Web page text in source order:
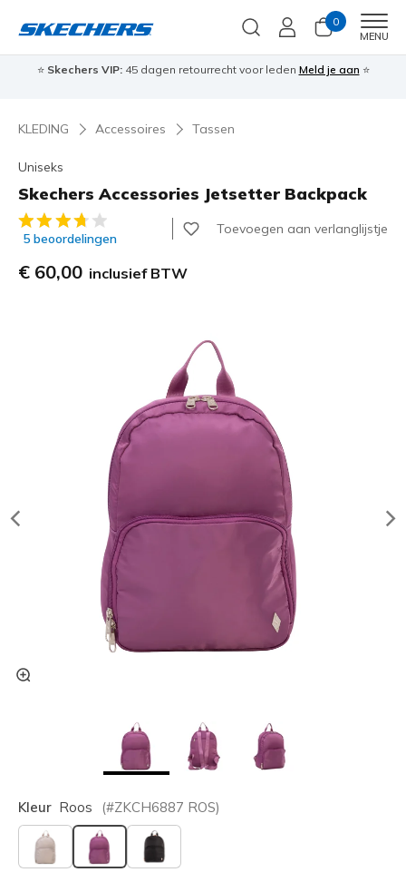
0
MENU
⭐ Skechers VIP:45 dagen retourrecht voor leden Meld je aan ⭐
KLEDING Accessoires Tassen
Uniseks
Skechers Accessories Jetsetter Backpack
5 van de 5 klantbeoordelingen
5 beoordelingen
Toevoegen aan verlanglijstje
€ 60,00 inclusief BTW
Kleur Roos (#ZKCH6887 ROS)
geselecteerd